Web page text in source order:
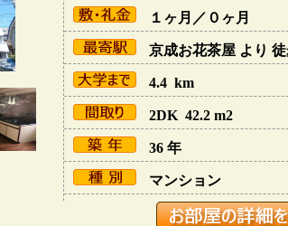
１ヶ月／０ヶ月
京成お花茶屋 より
4.4 km
2DK 42.2 m2
36 年
マンション